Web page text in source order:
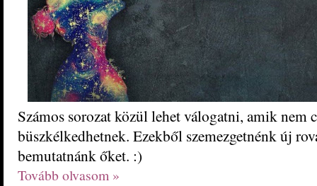
Számos sorozat közül lehet válogatni, amik nem
büszkélkedhetnek. Ezekből szemezgetnénk új
bemutatnánk őket. :)
Tovább olvasom »